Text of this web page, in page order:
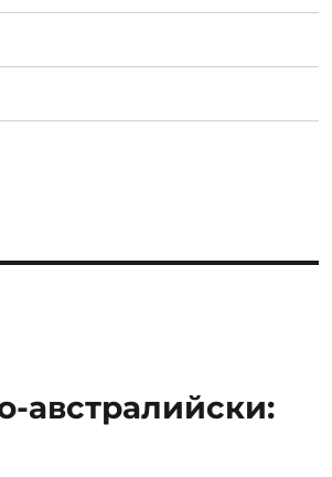
австралийски: